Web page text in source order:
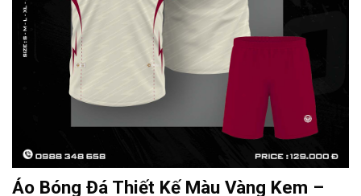
Áo Bóng Đá Thiết Kế Màu Vàng Kem –